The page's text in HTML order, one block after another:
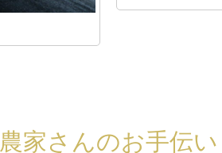
農家さんのお手伝い